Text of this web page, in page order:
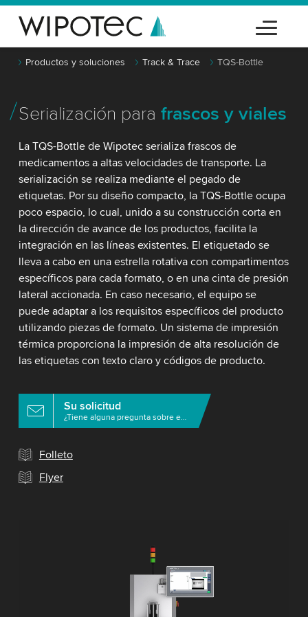
Productos y soluciones Track & Trace TQS-Bottle
Serialización para frascos y viales
La TQS-Bottle de Wipotec serializa frascos de
medicamentos a altas velocidades de transporte. La
serialización se realiza mediante el pegado de
etiquetas. Por su diseño compacto, la TQS-Bottle ocupa
poco espacio, lo cual, unido a su construcción corta en
la dirección de avance de los productos, facilita la
integración en las líneas existentes. El etiquetado se
lleva a cabo en una estrella rotativa con compartimentos
específicos para cada formato, o en una cinta de presión
lateral accionada. En caso necesario, el equipo se
puede adaptar a los requisitos específicos del producto
utilizando piezas de formato. Un sistema de impresión
térmica proporciona la impresión de alta resolución de
las etiquetas con texto claro y códigos de producto.
Su solicitud
¿Tiene alguna pregunta sobre este producto?
Folleto
Flyer